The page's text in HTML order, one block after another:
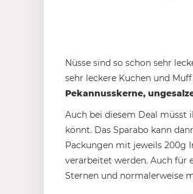
Nüsse sind so schon sehr
sehr leckere Kuchen und
Pekannusskerne,
Auch bei diesem Deal müsst
könnt. Das Sparabo kann
Packungen mit jeweils 200g
verarbeitet werden. Auch für
Sternen und normalerweise